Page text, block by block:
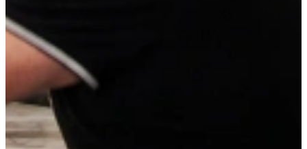
Vrijblijvend advies? Maak een afspraak
in onze showroom.
Een afspraak is altijd vrijblijvend. U krijgt het ontwerp en de offerte
mee naar huis! Rondleiding langs de keukens die aansluiten bij uw
wensen. Met uitgebreid advies van onze opgeleide keuken experts.
Klik op de onderstaande knop, en plan uw afspraak en ontvang
eengratis Airfryer